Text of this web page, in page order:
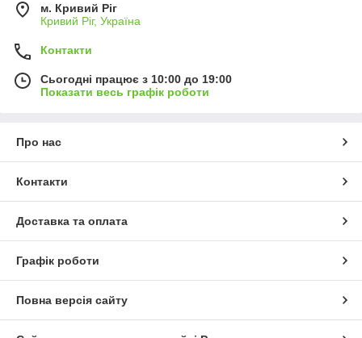
м. Кривий Ріг
Кривий Ріг, Україна
Контакти
Сьогодні працює з 10:00 до 19:00
Показати весь графік роботи
Про нас
Контакти
Доставка та оплата
Графік роботи
Повна версія сайту